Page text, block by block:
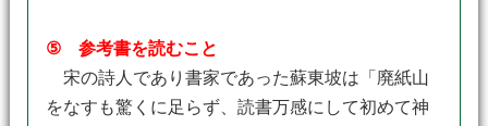
⑤ 参考書を読むこと
宋の詩人であり書家であった蘇東坡は「廃紙山
をなすも驚くに足らず、読書万感にして初めて神